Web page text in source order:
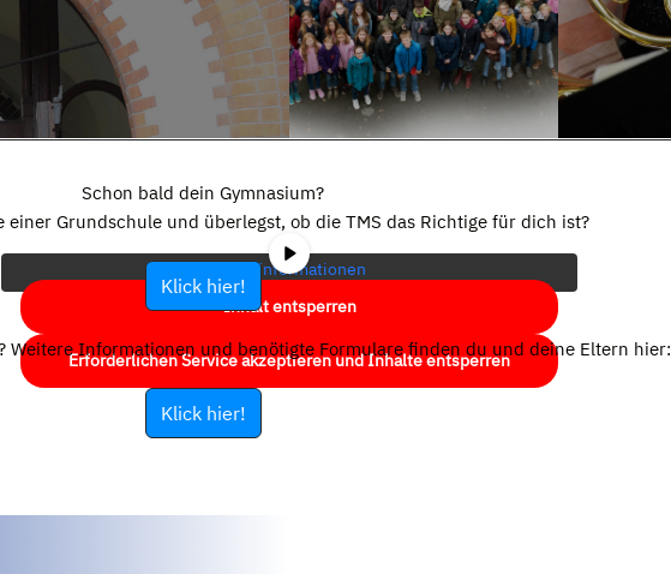
eigentlichen Inhalt zuzugreifen, klicken Sie auf die Schaltfläche unten.
Bitte beachten Sie, dass dabei Daten an Drittanbieter weitergegeben
werden.
Mehr Informationen
Inhalt entsperren
Erforderlichen Service akzeptieren und Inhalte entsperren
Schon bald dein Gymnasium?
einer Grundschule und überlegst, ob die TMS das Richtige für dich ist?
Klick hier!
Weitere Informationen und benötigte Formulare finden du und deine Eltern hier:
Klick hier!